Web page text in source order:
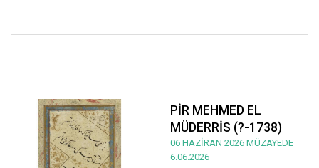
PİR MEHMED EL
MÜDERRİS (?-1738)
06 HAZİRAN 2026 MÜZAYEDE
6.06.2026